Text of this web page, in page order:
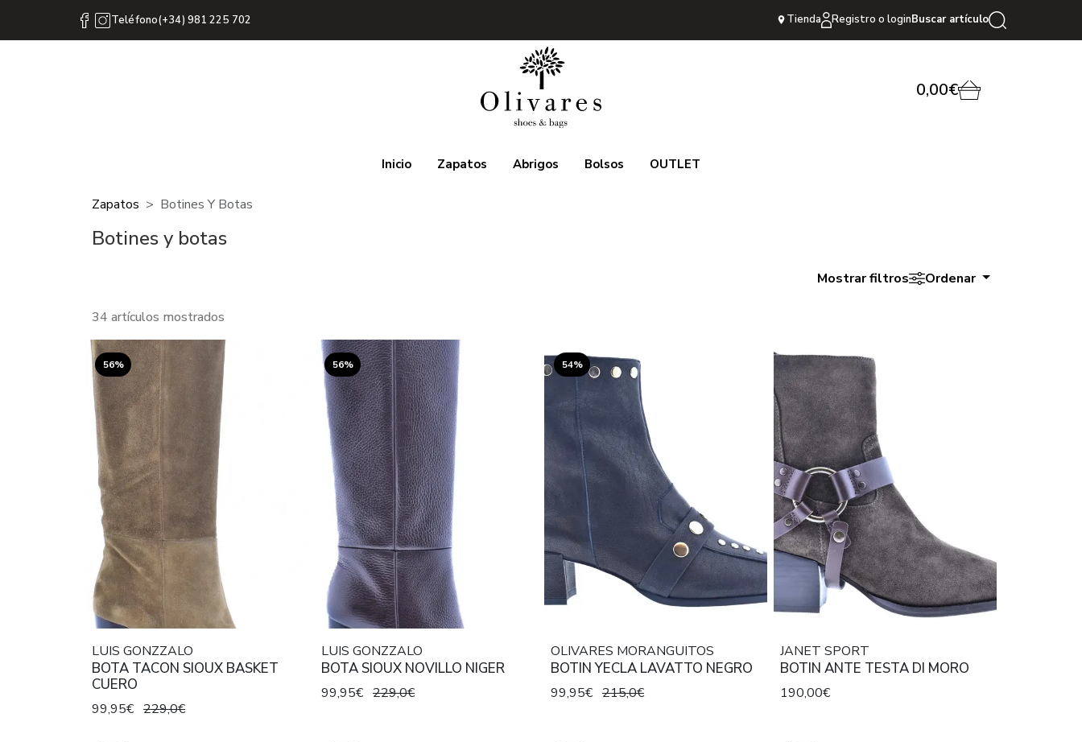
Teléfono(+34) 981 225 702 Tienda Registro o loginBuscar artículo
0,00€
Inicio Zapatos Abrigos Bolsos OUTLET
Zapatos Botines Y Botas
Botines y botas
Mostrar filtros Ordenar
34 artículos mostrados
56%
LUIS GONZZALO
BOTA TACON SIOUX BASKET
CUERO
99,95€ 229,0€
56%
LUIS GONZZALO
BOTA SIOUX NOVILLO NIGER
99,95€ 229,0€
54%
OLIVARES MORANGUITOS
BOTIN YECLA LAVATTO NEGRO
99,95€ 215,0€
JANET SPORT
BOTIN ANTE TESTA DI MORO
190,00€